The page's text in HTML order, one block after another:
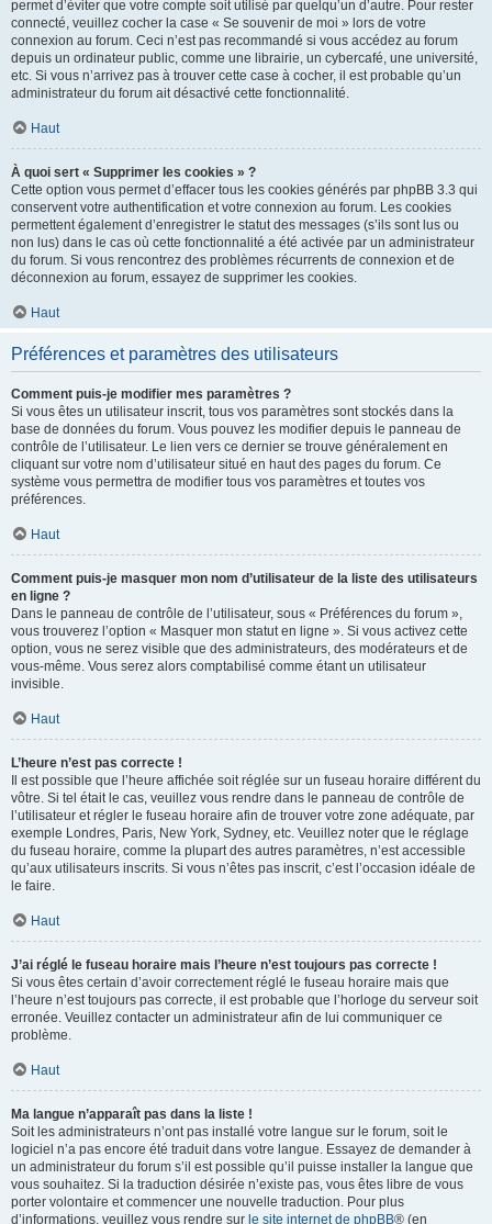
permet d’éviter que votre compte soit utilisé par quelqu’un d’autre. Pour rester
connecté, veuillez cocher la case « Se souvenir de moi » lors de votre
connexion au forum. Ceci n’est pas recommandé si vous accédez au forum
depuis un ordinateur public, comme une librairie, un cybercafé, une université,
etc. Si vous n’arrivez pas à trouver cette case à cocher, il est probable qu’un
administrateur du forum ait désactivé cette fonctionnalité.
Haut
À quoi sert « Supprimer les cookies » ?
Cette option vous permet d’effacer tous les cookies générés par phpBB 3.3 qui
conservent votre authentification et votre connexion au forum. Les cookies
permettent également d’enregistrer le statut des messages (s’ils sont lus ou
non lus) dans le cas où cette fonctionnalité a été activée par un administrateur
du forum. Si vous rencontrez des problèmes récurrents de connexion et de
déconnexion au forum, essayez de supprimer les cookies.
Haut
Préférences et paramètres des utilisateurs
Comment puis-je modifier mes paramètres ?
Si vous êtes un utilisateur inscrit, tous vos paramètres sont stockés dans la
base de données du forum. Vous pouvez les modifier depuis le panneau de
contrôle de l’utilisateur. Le lien vers ce dernier se trouve généralement en
cliquant sur votre nom d’utilisateur situé en haut des pages du forum. Ce
système vous permettra de modifier tous vos paramètres et toutes vos
préférences.
Haut
Comment puis-je masquer mon nom d’utilisateur de la liste des utilisateurs
en ligne ?
Dans le panneau de contrôle de l’utilisateur, sous « Préférences du forum »,
vous trouverez l’option « Masquer mon statut en ligne ». Si vous activez cette
option, vous ne serez visible que des administrateurs, des modérateurs et de
vous-même. Vous serez alors comptabilisé comme étant un utilisateur
invisible.
Haut
L’heure n’est pas correcte !
Il est possible que l’heure affichée soit réglée sur un fuseau horaire différent du
vôtre. Si tel était le cas, veuillez vous rendre dans le panneau de contrôle de
l’utilisateur et régler le fuseau horaire afin de trouver votre zone adéquate, par
exemple Londres, Paris, New York, Sydney, etc. Veuillez noter que le réglage
du fuseau horaire, comme la plupart des autres paramètres, n’est accessible
qu’aux utilisateurs inscrits. Si vous n’êtes pas inscrit, c’est l’occasion idéale de
le faire.
Haut
J’ai réglé le fuseau horaire mais l’heure n’est toujours pas correcte !
Si vous êtes certain d’avoir correctement réglé le fuseau horaire mais que
l’heure n’est toujours pas correcte, il est probable que l’horloge du serveur soit
erronée. Veuillez contacter un administrateur afin de lui communiquer ce
problème.
Haut
Ma langue n’apparaît pas dans la liste !
Soit les administrateurs n’ont pas installé votre langue sur le forum, soit le
logiciel n’a pas encore été traduit dans votre langue. Essayez de demander à
un administrateur du forum s’il est possible qu’il puisse installer la langue que
vous souhaitez. Si la traduction désirée n’existe pas, vous êtes libre de vous
porter volontaire et commencer une nouvelle traduction. Pour plus
d’informations, veuillez vous rendre sur le site internet de phpBB® (en